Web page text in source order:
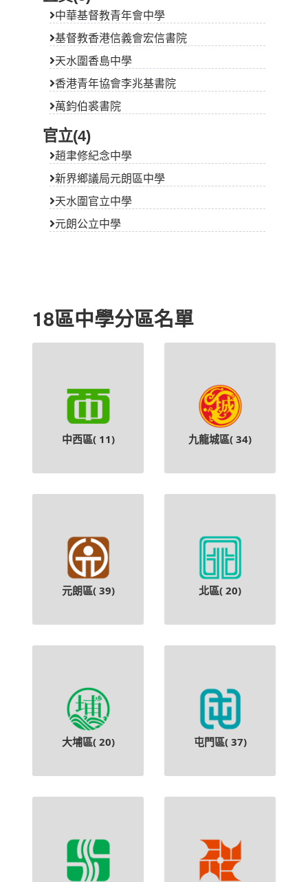
中華基督教青年會中學
基督教香港信義會宏信書院
天水圍香島中學
香港青年協會李兆基書院
萬鈞伯裘書院
官立(4)
趙聿修紀念中學
新界鄉議局元朗區中學
天水圍官立中學
元朗公立中學
18區中學分區名單
中西區( 11) 九龍城區( 34)
元朗區( 39) 北區( 20)
大埔區( 20) 屯門區( 37)